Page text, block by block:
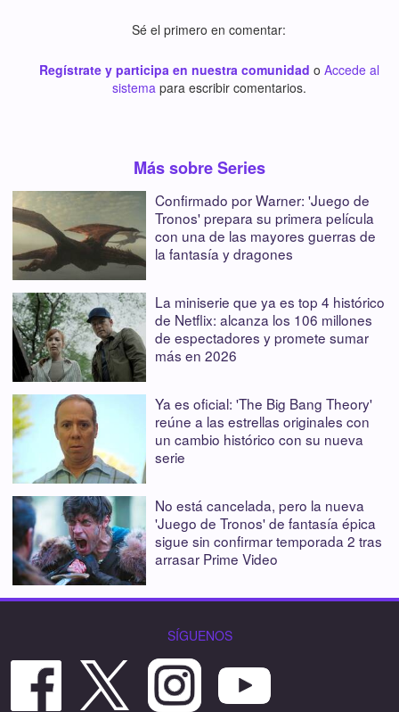
Sé el primero en comentar:
Regístrate y participa en nuestra comunidad o Accede al
sistemapara escribir comentarios.
Más sobre Series
Confirmado por Warner: 'Juego de
Tronos' prepara su primera película
con una de las mayores guerras de
la fantasía y dragones
La miniserie que ya es top 4 histórico
de Netflix: alcanza los 106 millones
de espectadores y promete sumar
más en 2026
Ya es oficial: 'The Big Bang Theory'
reúne a las estrellas originales con
un cambio histórico con su nueva
serie
No está cancelada, pero la nueva
'Juego de Tronos' de fantasía épica
sigue sin confirmar temporada 2 tras
arrasar Prime Video
SÍGUENOS